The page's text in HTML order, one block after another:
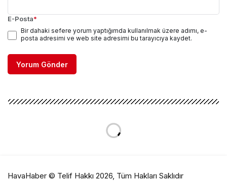
E-Posta*
Bir dahaki sefere yorum yaptığımda kullanılmak üzere adımı, e-
posta adresimi ve web site adresimi bu tarayıcıya kaydet.
Yorum Gönder
HavaHaber © Telif Hakkı 2026, Tüm Hakları Saklıdır